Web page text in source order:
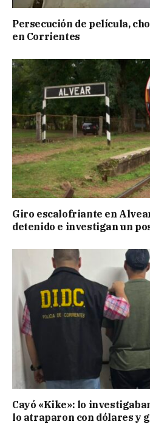
Persecución de película,
en Corrientes
Giro escalofriante en
detenido e investigan un
Cayó «Kike»: lo
lo atraparon con dólares y